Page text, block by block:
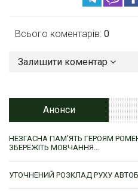
Всього коментарів: 0
Залишити коментар
Анонси
НЕЗГАСНА ПАМ’ЯТЬ ГЕРОЯМ
ЗБЕРЕЖІТЬ МОВЧАННЯ…
УТОЧНЕНИЙ РОЗКЛАД РУХУ